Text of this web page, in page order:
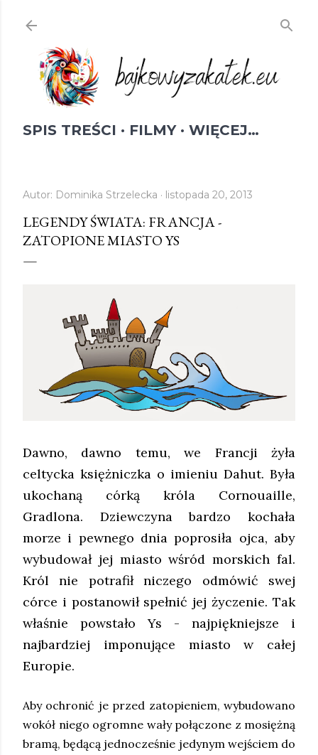
SPIS TREŚCI FILMY WIĘCEJ…
Autor: Dominika Strzelecka listopada 20, 2013
LEGENDY ŚWIATA: FRANCJA -
ZATOPIONE MIASTO YS
Dawno, dawno temu, we Francji żyła
celtycka księżniczka o imieniu Dahut. Była
ukochaną córką króla Cornouaille,
Gradlona. Dziewczyna bardzo kochała
morze i pewnego dnia poprosiła ojca, aby
wybudował jej miasto wśród morskich fal.
Król nie potrafił niczego odmówić swej
córce i postanowił spełnić jej życzenie. Tak
właśnie powstało Ys - najpiękniejsze i
najbardziej imponujące miasto w całej
Europie.
Aby ochronić je przed zatopieniem, wybudowano
wokół niego ogromne wały połączone z mosiężną
bramą, będącą jednocześnie jedynym wejściem do